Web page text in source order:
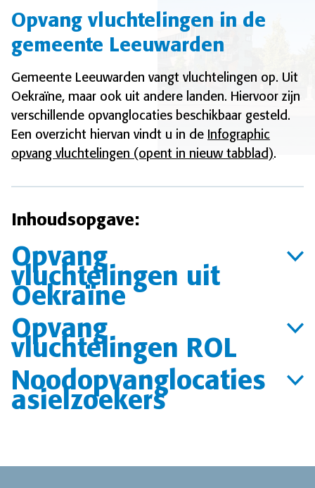
Opvang vluchtelingen in de
gemeente Leeuwarden
Gemeente Leeuwarden vangt vluchtelingen op. Uit
Oekraïne, maar ook uit andere landen. Hiervoor zijn
verschillende opvanglocaties beschikbaar gesteld.
Een overzicht hiervan vindt u in de Infographic
opvang vluchtelingen (opent in nieuw tabblad).
Inhoudsopgave:
Opvang
vluchtelingen uit
Oekraïne
Opvang
vluchtelingen ROL
Noodopvanglocaties
asielzoekers